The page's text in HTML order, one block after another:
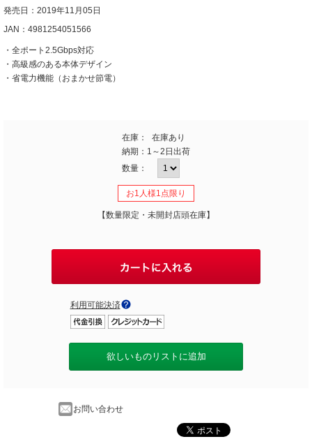
発売日：2019年11月05日
JAN：4981254051566
・全ポート2.5Gbps対応
・高級感のある本体デザイン
・省電力機能（おまかせ節電）
在庫：
在庫あり
納期： 1～2日出荷
数量：
お1人様1点限り
【数量限定・未開封店頭在庫】
利用可能決済
欲しいものリストに追加
お問い合わせ